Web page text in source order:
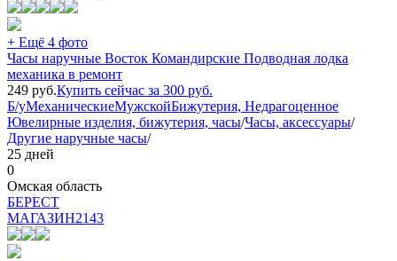
+ Ещё 4 фото
Часы наручные Восток Командирские Подводная лодка
механика в ремонт
249 руб.Купить сейчас за 300 руб.
Б/уМеханическиеМужскойБижутерия, Недрагоценное
Ювелирные изделия, бижутерия, часы/Часы, аксессуары/
Другие наручные часы/
25 дней
0
Омская область
БEPECT
МАГАЗИН2143